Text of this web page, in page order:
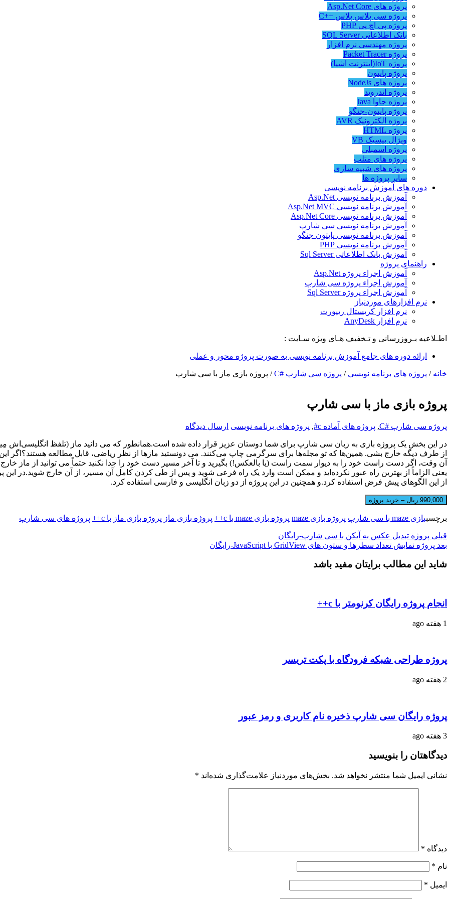
پروژه های Asp.Net Core
پروژه سی پلاس پلاس ++C
پروژه پی اچ پی PHP
بانک اطلاعاتی SQL Server
پروژه مهندسی نرم افزار
پروژه Packet Tracer
پروژه IoT(اینترنت اشیا)
پروژه پایتون
پروژه های NodeJs
پروژه اندروید
پروژه جاوا Java
پروژه پایتون-جنگو
پروژه الکترونیک AVR
پروژه HTML
ویژال بیسیک VB
پروژه اسمبلی
پروژه های متلب
پروژه های شبیه سازی
سایر پروژه ها
دوره های آموزش برنامه نویسی
آموزش برنامه نویسی Asp.Net
آموزش برنامه نویسی Asp.Net MVC
آموزش برنامه نویسی Asp.Net Core
آموزش برنامه نویسی سی شارپ
آموزش برنامه نویسی پایتون جنگو
آموزش برنامه نویسی PHP
آموزش بانک اطلاعاتی Sql Server
راهنمای پروژه
آموزش اجراء پروژه Asp.Net
آموزش اجراء پروژه سی شارپ
آموزش اجراء پروژه Sql Server
نرم افزارهای موردنیاز
نرم افزار کریستال ریپورت
نرم افزار AnyDesk
اطـلاعیه بـروزرسانی و تـخفیف هـای ویژه سـایت :
ارائه دوره های جامع آموزش برنامه نویسی به صورت پروژه محور و عملی
خانه / پروژه های برنامه نویسی / پروژه سی شارپ #C / پروژه بازی ماز با سی شارپ
پروژه بازی ماز با سی شارپ
پروژه سی شارپ #C , پروژه های آماده c# , پروژه های برنامه نویسی ارسال دیدگاه
در این بخش یک پروژه بازی به زبان سی شارپ برای شما دوستان عزیز قرار داده شده است.همانطور که می دانید ماز (تلفظ انگلیسی‌اش
از طرف دیگه خارج بشی. همین‌ها که تو مجله‌ها برای سرگرمی چاپ می‌کنند. می ‌دونستید مازها از نظر ریاضی، قابل مطالعه هستند؟اگر این
آن وقت، اگر دست راست خود را به دیوار سمت راست (یا بالعکس!) بگیرید و تا آخر مسیر دست خود را جدا نکنید حتماً می توانید از ماز
یعنی الزاماً از بهترین راه عبور نکرده‌اید و ممکن است وارد یک راه فرعی شوید و پس از طی کردن کامل آن مسیر، از آن خارج شوید.در این
از این الگوهای پیش فرض استفاده کرد.و همچنین در این پروژه از دو زبان انگلیسی و فارسی استفاده کرد.
990,000 ریال – خرید پروژه
برچسببازی maze با سی شارپ پروژه بازی maze پروژه بازی maze با c++ پروژه بازی ماز پروژه بازی ماز با c++ پروژه های سی شارپ
قبلی پروژه تبدیل عکس به آیکن با سی شارپ-رایگان
بعد پروژه نمایش تعداد سطرها و ستون های GridView با JavaScript-رایگان
شاید این مطالب برایتان مفید باشد
انجام پروژه رایگان کرنومتر با c++
1 هفته ago
پروژه طراحی شبکه فرودگاه با پکت تریسر
2 هفته ago
پروژه رایگان سی شارپ ذخیره نام کاربری و رمز عبور
3 هفته ago
دیدگاهتان را بنویسید
نشانی ایمیل شما منتشر نخواهد شد. بخش‌های موردنیاز علامت‌گذاری شده‌اند *
دیدگاه *
نام *
ایمیل *